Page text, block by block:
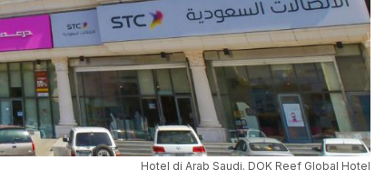
Hotel di Arab Saudi. DOK Reef Global Hotel